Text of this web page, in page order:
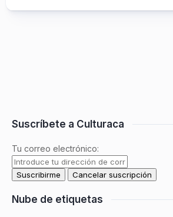
Suscríbete a Culturaca
Tu correo electrónico:
Nube de etiquetas